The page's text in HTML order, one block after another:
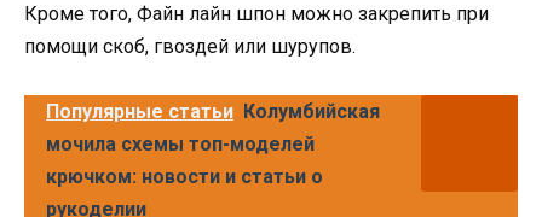
Кроме того, Файн лайн шпон можно закрепить при
помощи скоб, гвоздей или шурупов.
Популярные статьи Колумбийская
мочила схемы топ-моделей
крючком: новости и статьи о
рукоделии